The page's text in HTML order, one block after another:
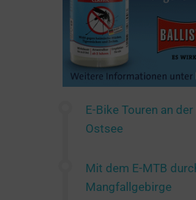
E-Bike Touren an
Ostsee
Mit dem E-MTB
Mangfallgebirge